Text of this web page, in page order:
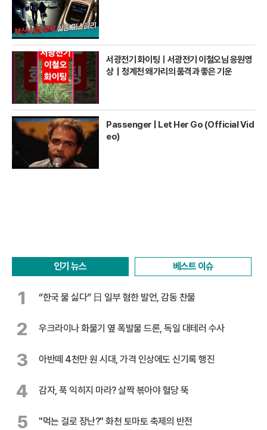
서광전기 화이팅ㅣ서광전기 이철오님 응원영
상｜청계천 왜가리의 품격과 좋은 기운
Passenger | Let Her Go (Official Vid
eo)
인기 뉴스 베스트 이슈
1 “한국 물 싫다” 日 일부 혐한 발언, 감동 찬물
2 우크라이나 화물기 옆 폭발물 드론, 독일 대테러 수사
3 아반떼 4천만 원 시대, 가격 인상에도 신기록 행진
4 감자, 푹 익히지 마라? 살짝 볶아야 혈당 뚝
5 "먹는 걸로 장난?" 화천 토마토 축제의 반전